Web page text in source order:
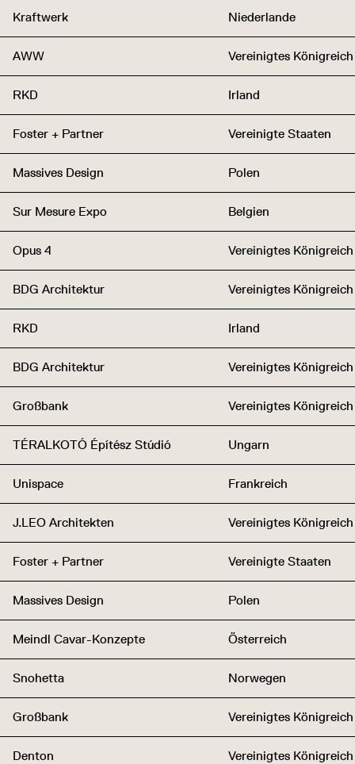
Kraftwerk Niederlande
AWW Vereinigtes Königreich
RKD Irland
Foster + Partner Vereinigte Staaten
Massives Design Polen
Sur Mesure Expo Belgien
Opus 4 Vereinigtes Königreich
BDG Architektur Vereinigtes Königreich
RKD Irland
BDG Architektur Vereinigtes Königreich
Großbank Vereinigtes Königreich
TÉRALKOTÓ Építész Stúdió Ungarn
Unispace Frankreich
J.LEO Architekten Vereinigtes Königreich
Foster + Partner Vereinigte Staaten
Massives Design Polen
Meindl Cavar-Konzepte Österreich
Snohetta Norwegen
Großbank Vereinigtes Königreich
Denton Vereinigtes Königreich